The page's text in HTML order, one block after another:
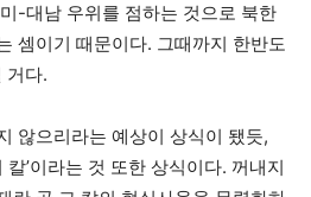
-대남 우위를 점하는 것으로 북한
셈이기 때문이다. 그때까지 한반도
거다.
않으리라는 예상이 상식이 됐듯,
칼’이라는 것 또한 상식이다. 꺼내지